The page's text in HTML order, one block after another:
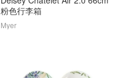
粉色行李箱
Myer